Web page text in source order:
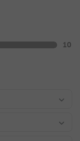
10